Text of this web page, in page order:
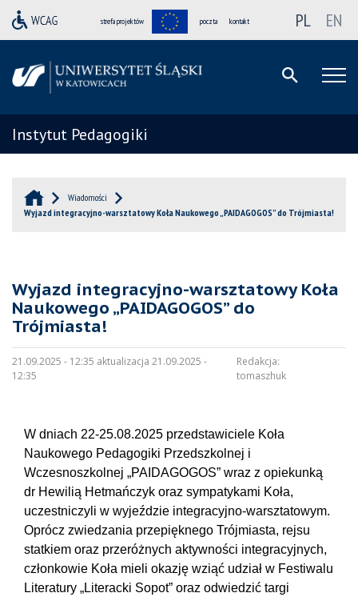
strefa projektów poczta kontakt PL EN
Instytut Pedagogiki
Wiadomości
Wyjazd integracyjno-warsztatowy Koła Naukowego „PAIDAGOGOS” do Trójmiasta!
Wyjazd integracyjno-warsztatowy Koła
Naukowego „PAIDAGOGOS” do
Trójmiasta!
21.09.2025 - 12:35 aktualizacja 21.09.2025 -
12:35
Redakcja:
tomaszhuk
W dniach 22-25.08.2025 przedstawiciele Koła
Naukowego Pedagogiki Przedszkolnej i
Wczesnoszkolnej „PAIDAGOGOS” wraz z opiekunką
dr Hewilią Hetmańczyk oraz sympatykami Koła,
uczestniczyli w wyjeździe integracyjno-warsztatowym.
Oprócz zwiedzania przepięknego Trójmiasta, rejsu
statkiem oraz przeróżnych aktywności integracyjnych,
członkowie Koła mieli okazję wziąć udział w Festiwalu
Literatury „Literacki Sopot” oraz odwiedzić targi